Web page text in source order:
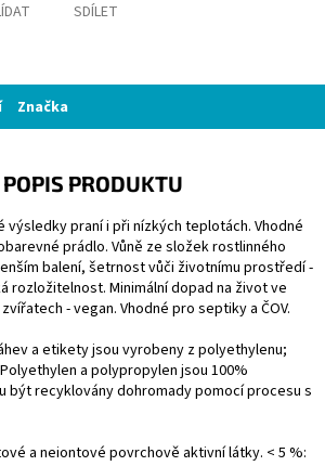
SDÍLET
Značka
PRODUKTU
výsledky praní i při nízkých teplotách. Vhodné
prádlo. Vůně ze složek rostlinného
balení, šetrnost vůči životnímu prostředí -
rozložitelnost. Minimální dopad na život ve
- vegan. Vhodné pro septiky a ČOV.
a etikety jsou vyrobeny z polyethylenu;
a polypropylen jsou 100%
být recyklovány dohromady pomocí procesu s
a neiontové povrchově aktivní látky. < 5 %: